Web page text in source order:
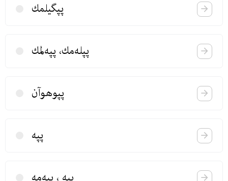
پپگیلمك
پپله‌مك، پپه‌لمك
پپوهوآن
پپه
پپه ، پپه‌مه